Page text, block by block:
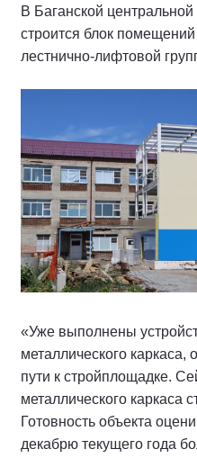
В Баганской
строится блок
лестнично-лифтовой
«Уже выполнены
металлического
пути к стройплощадке.
металлического каркаса
Готовность объекта
декабрю текущего года